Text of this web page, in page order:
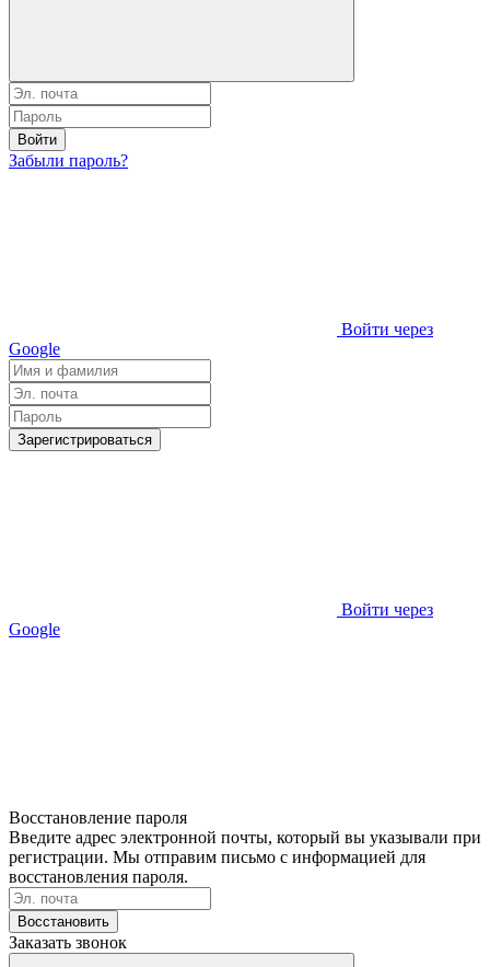
Войти
Забыли пароль?
Войти через
Google
Зарегистрироваться
Войти через
Google
Восстановление пароля
Введите адрес электронной почты, который вы указывали при
регистрации. Мы отправим письмо с информацией для
восстановления пароля.
Восстановить
Заказать звонок